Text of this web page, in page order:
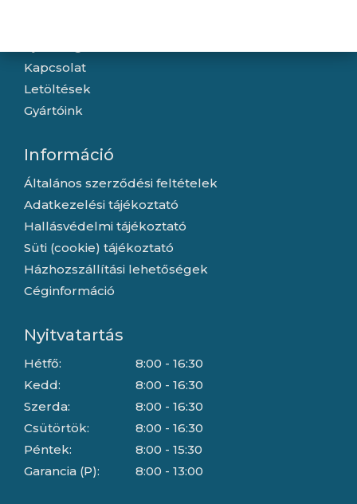
Kapcsolat
Letöltések
Gyártóink
Információ
Általános szerződési feltételek
Adatkezelési tájékoztató
Hallásvédelmi tájékoztató
Süti (cookie) tájékoztató
Házhozszállítási lehetőségek
Céginformáció
Nyitvatartás
Hétfő:
Kedd:
Szerda:
Csütörtök:
Péntek:
Garancia (P):
8:00 - 16:30
8:00 - 16:30
8:00 - 16:30
8:00 - 16:30
8:00 - 15:30
8:00 - 13:00